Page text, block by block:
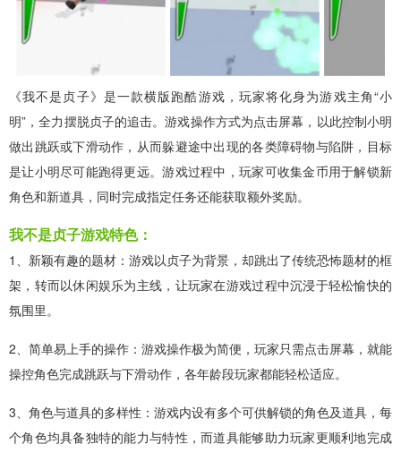
《我不是贞子》是一款横版跑酷游戏，玩家将化身为游戏主角“小
明”，全力摆脱贞子的追击。游戏操作方式为点击屏幕，以此控制小明
做出跳跃或下滑动作，从而躲避途中出现的各类障碍物与陷阱，目标
是让小明尽可能跑得更远。游戏过程中，玩家可收集金币用于解锁新
角色和新道具，同时完成指定任务还能获取额外奖励。
我不是贞子游戏特色：
1、新颖有趣的题材：游戏以贞子为背景，却跳出了传统恐怖题材的框
架，转而以休闲娱乐为主线，让玩家在游戏过程中沉浸于轻松愉快的
氛围里。
2、简单易上手的操作：游戏操作极为简便，玩家只需点击屏幕，就能
操控角色完成跳跃与下滑动作，各年龄段玩家都能轻松适应。
3、角色与道具的多样性：游戏内设有多个可供解锁的角色及道具，每
个角色均具备独特的能力与特性，而道具能够助力玩家更顺利地完成